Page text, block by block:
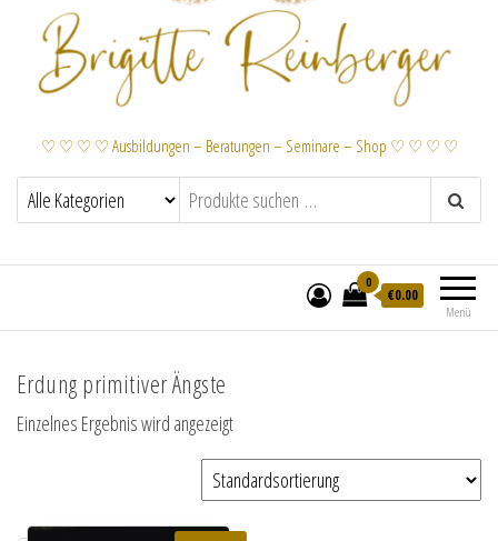
♡ ♡ ♡ ♡ Ausbildungen – Beratungen – Seminare – Shop ♡ ♡ ♡ ♡
Menü
0
€0.00
Erdung primitiver Ängste
Einzelnes Ergebnis wird angezeigt